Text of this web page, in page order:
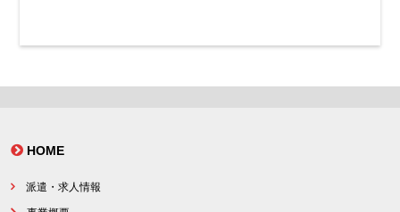
HOME
派遣・求人情報